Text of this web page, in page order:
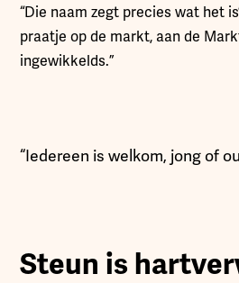
“Die naam zegt precies wat het
praatje op de markt, aan de
ingewikkelds.”
“Iedereen is welkom, jong of
Steun is